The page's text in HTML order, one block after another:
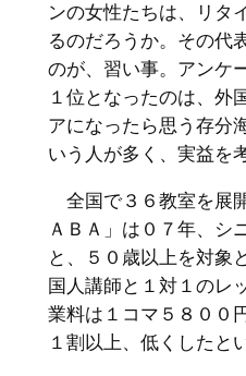
ンの女性たちは、リタ
るのだろうか。その代
のが、習い事。アンケ
１位となったのは、外
アになったら思う存分
いう人が多く、実益を
全国で３６教室を展
ＡＢＡ」は０７年、シ
と、５０歳以上を対象
国人講師と１対１のレ
業料は１コマ５８００
１割以上、低くしたと